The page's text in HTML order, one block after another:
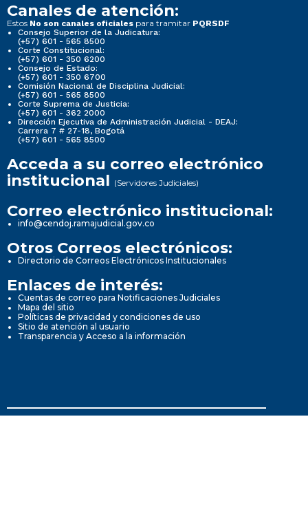
Canales de atención:
Estos No son canales oficiales para tramitar PQRSDF
Consejo Superior de la Judicatura:
(+57) 601 - 565 8500
Corte Constitucional:
(+57) 601 - 350 6200
Consejo de Estado:
(+57) 601 - 350 6700
Comisión Nacional de Disciplina Judicial:
(+57) 601 - 565 8500
Corte Suprema de Justicia:
(+57) 601 - 362 2000
Dirección Ejecutiva de Administración Judicial - DEAJ:
Carrera 7 # 27-18, Bogotá
(+57) 601 - 565 8500
Acceda a su correo electrónico
institucional (Servidores Judiciales)
Correo electrónico institucional:
info@cendoj.ramajudicial.gov.co
Otros Correos electrónicos:
Directorio de Correos Electrónicos Institucionales
Enlaces de interés:
Cuentas de correo para Notificaciones Judiciales
Mapa del sitio
Políticas de privacidad y condiciones de uso
Sitio de atención al usuario
Transparencia y Acceso a la información